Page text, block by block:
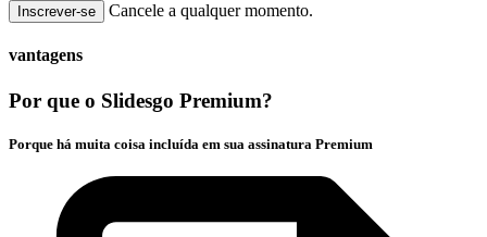
Inscrever-se Cancele a qualquer momento.
vantagens
Por que o Slidesgo Premium?
Porque há muita coisa incluída em sua assinatura Premium